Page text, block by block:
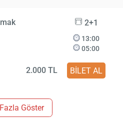
2+1
13:00
05:00
2.000 TL BİLET AL
Göster